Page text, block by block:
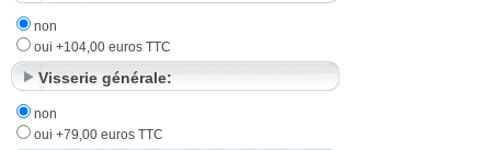
non
oui +104,00 euros TTC
Visserie générale:
non
oui +79,00 euros TTC